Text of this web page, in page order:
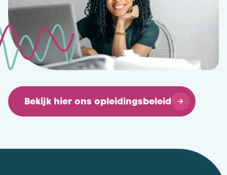
Bekijk hier ons opleidingsbeleid